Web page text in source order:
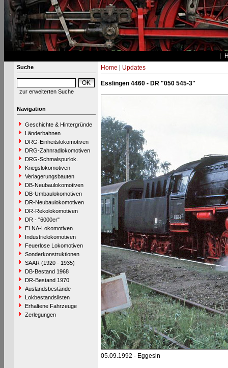
Suche
zur erweiterten Suche
Navigation
Geschichte & Hintergründe
Länderbahnen
DRG-Einheitslokomotiven
DRG-Zahnradlokomotiven
DRG-Schmalspurlok.
Kriegslokomotiven
Verlagerungsbauten
DB-Neubaulokomotiven
DB-Umbaulokomotiven
DR-Neubaulokomotiven
DR-Rekolokomotiven
DR - "6000er"
ELNA-Lokomotiven
Industrielokomotiven
Feuerlose Lokomotiven
Sonderkonstruktionen
SAAR (1920 - 1935)
DB-Bestand 1968
DR-Bestand 1970
Auslandsbestände
Lokbestandslisten
Erhaltene Fahrzeuge
Zerlegungen
Home Updates
Esslingen 4460 - DR "050 545-3"
05.09.1992 - Eggesin